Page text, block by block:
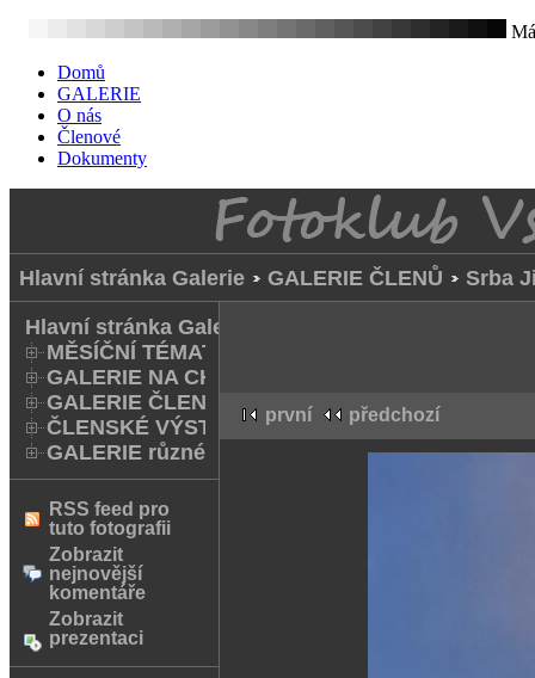
Domů
GALERIE
O nás
Členové
Dokumenty
Hlavní stránka Galerie GALERIE ČLENŮ Srba
Hlavní stránka Galerie
MĚSÍČNÍ TÉMATA
GALERIE NA CHODNÍKU
GALERIE ČLENŮ
ČLENSKÉ VÝSTAVY A FOTO Q
GALERIE různé
RSS feed pro
tuto fotografii
Zobrazit
nejnovější
komentáře
Zobrazit
prezentaci
první předchozí